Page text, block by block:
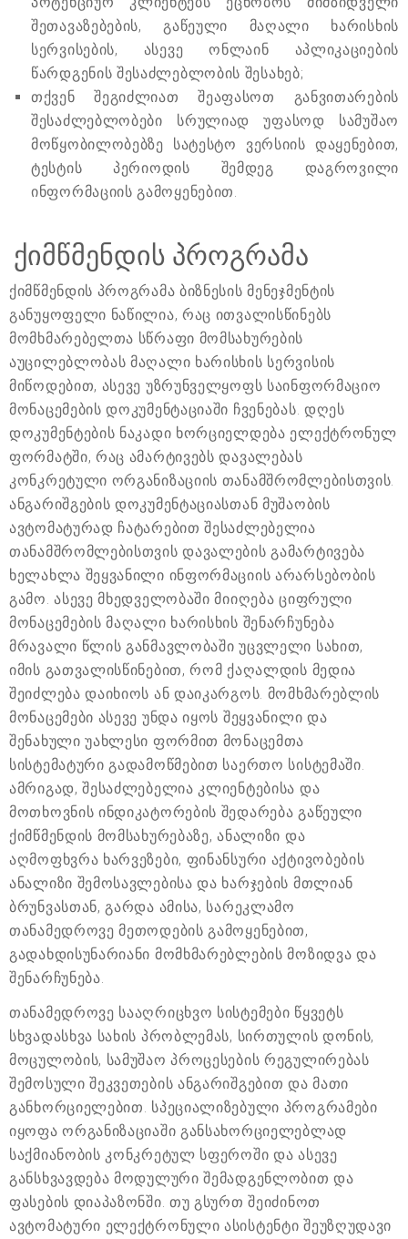
შეთავაზებების, გაწეული მაღალი ხარისხის
სერვისების, ასევე ონლაინ აპლიკაციების
წარდგენის შესაძლებლობის შესახებ;
თქვენ შეგიძლიათ შეაფასოთ განვითარების
შესაძლებლობები სრულიად უფასოდ სამუშაო
მოწყობილობებზე სატესტო ვერსიის დაყენებით,
ტესტის პერიოდის შემდეგ დაგროვილი
ინფორმაციის გამოყენებით.
ქიმწმენდის პროგრამა
ქიმწმენდის პროგრამა ბიზნესის მენეჯმენტის
განუყოფელი ნაწილია, რაც ითვალისწინებს
მომხმარებელთა სწრაფი მომსახურების
აუცილებლობას მაღალი ხარისხის სერვისის
მიწოდებით, ასევე უზრუნველყოფს საინფორმაციო
მონაცემების დოკუმენტაციაში ჩვენებას. დღეს
დოკუმენტების ნაკადი ხორციელდება ელექტრონულ
ფორმატში, რაც ამარტივებს დავალებას
კონკრეტული ორგანიზაციის თანამშრომლებისთვის.
ანგარიშგების დოკუმენტაციასთან მუშაობის
ავტომატურად ჩატარებით შესაძლებელია
თანამშრომლებისთვის დავალების გამარტივება
ხელახლა შეყვანილი ინფორმაციის არარსებობის
გამო. ასევე მხედველობაში მიიღება ციფრული
მონაცემების მაღალი ხარისხის შენარჩუნება
მრავალი წლის განმავლობაში უცვლელი სახით,
იმის გათვალისწინებით, რომ ქაღალდის მედია
შეიძლება დაიხიოს ან დაიკარგოს. მომხმარებლის
მონაცემები ასევე უნდა იყოს შეყვანილი და
შენახული უახლესი ფორმით მონაცემთა
სისტემატური გადამოწმებით საერთო სისტემაში.
ამრიგად, შესაძლებელია კლიენტებისა და
მოთხოვნის ინდიკატორების შედარება გაწეული
ქიმწმენდის მომსახურებაზე, ანალიზი და
აღმოფხვრა ხარვეზები, ფინანსური აქტივობების
ანალიზი შემოსავლებისა და ხარჯების მთლიან
ბრუნვასთან, გარდა ამისა, სარეკლამო
თანამედროვე მეთოდების გამოყენებით,
გადახდისუნარიანი მომხმარებლების მოზიდვა და
შენარჩუნება.
თანამედროვე სააღრიცხვო სისტემები წყვეტს
სხვადასხვა სახის პრობლემას, სირთულის დონის,
მოცულობის, სამუშაო პროცესების რეგულირებას
შემოსული შეკვეთების ანგარიშგებით და მათი
განხორციელებით. სპეციალიზებული პროგრამები
იყოფა ორგანიზაციაში განსახორციელებლად
საქმიანობის კონკრეტულ სფეროში და ასევე
განსხვავდება მოდულური შემადგენლობით და
ფასების დიაპაზონში. თუ გსურთ შეიძინოთ
ავტომატური ელექტრონული ასისტენტი შეუზღუდავი